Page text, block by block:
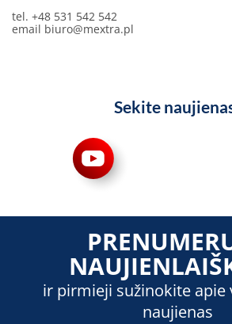
tel. +48 531 542 542
email biuro@mextra.pl
Sekite
ir pirmieji sužinokite apie
naujienas